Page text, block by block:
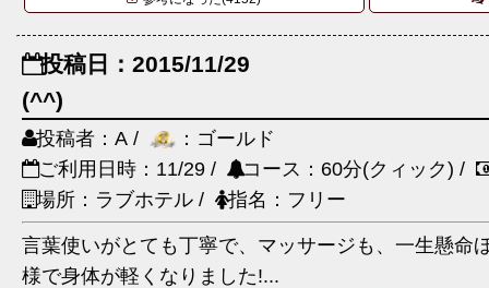
投稿日：2015/11/29
(^^)
投稿者：A /
：ゴールド
ご利用日時：11/29 /
コース：60分(クィック) /
場所：ラブホテル /
指名：フリー
言葉使いがとても丁寧で、マッサージも、一生懸命
様で身体が軽くなりました!...